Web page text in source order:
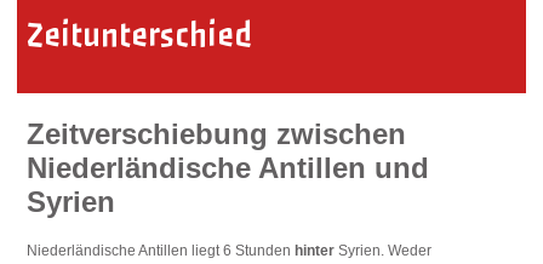
Zeitunterschied
Zeitverschiebung zwischen
Niederländische Antillen und
Syrien
Niederländische Antillen liegt 6 Stundenhinter Syrien. Weder